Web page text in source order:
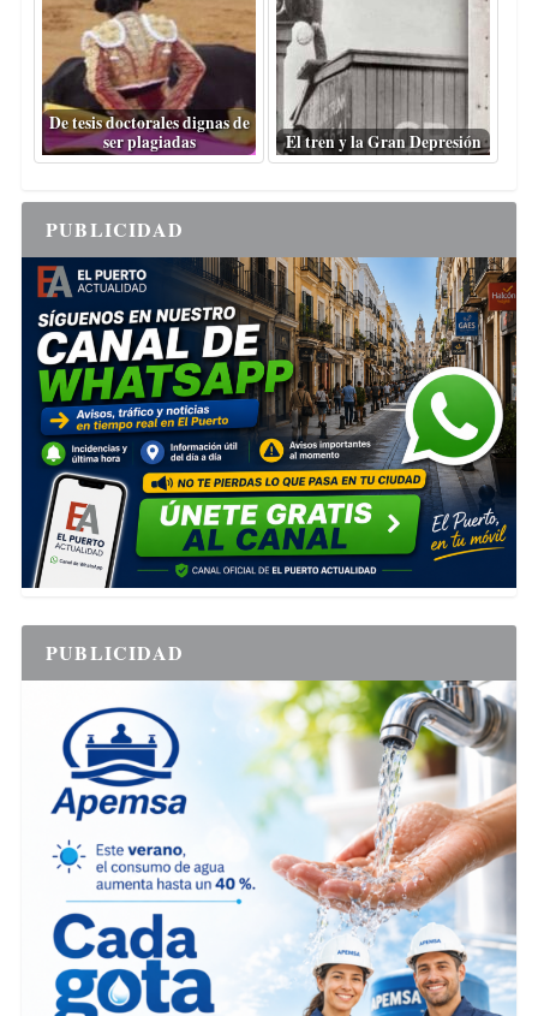
De tesis doctorales dignas de
ser plagiadas
El tren y la Gran Depresión
PUBLICIDAD
PUBLICIDAD